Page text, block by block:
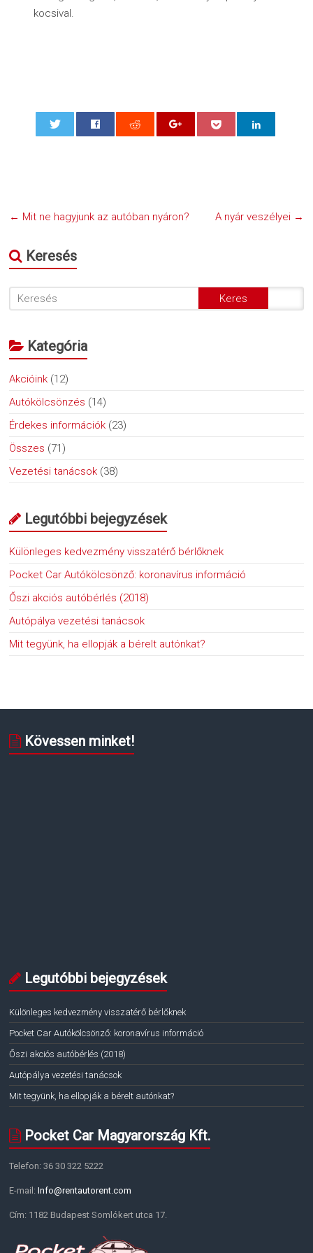
kocsival.
← Mit ne hagyjunk az autóban nyáron? A nyár veszélyei →
Keresés
Kategória
Akcióink (12)
Autókölcsönzés (14)
Érdekes információk (23)
Összes (71)
Vezetési tanácsok (38)
Legutóbbi bejegyzések
Különleges kedvezmény visszatérő bérlőknek
Pocket Car Autókölcsönző: koronavírus információ
Őszi akciós autóbérlés (2018)
Autópálya vezetési tanácsok
Mit tegyünk, ha ellopják a bérelt autónkat?
Kövessen minket!
Legutóbbi bejegyzések
Különleges kedvezmény visszatérő bérlőknek
Pocket Car Autókölcsönző: koronavírus információ
Őszi akciós autóbérlés (2018)
Autópálya vezetési tanácsok
Mit tegyünk, ha ellopják a bérelt autónkat?
Pocket Car Magyarország Kft.
Telefon: 36 30 322 5222
E-mail: Info@rentautorent.com
Cím: 1182 Budapest Somlókert utca 17.